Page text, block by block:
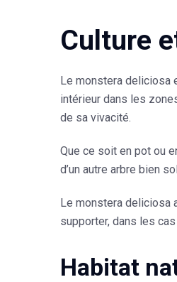
Culture
Le monstera deliciosa
intérieur dans les
de sa vivacité.
Que ce soit en pot ou
d’un autre arbre bien
Le monstera deliciosa
supporter, dans les
Habitat